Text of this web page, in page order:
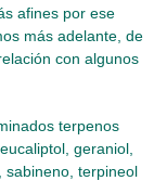
afines por ese
más adelante, de
con algunos
terpenos
geraniol,
sabineno, terpineol